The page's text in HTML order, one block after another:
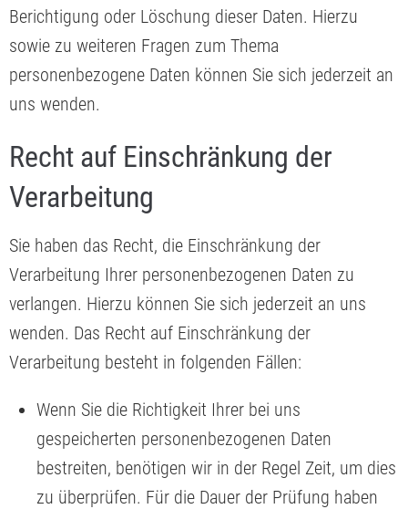
Berichtigung oder Löschung dieser Daten. Hierzu
sowie zu weiteren Fragen zum Thema
personenbezogene Daten können Sie sich jederzeit an
uns wenden.
Recht auf Einschränkung der
Verarbeitung
Sie haben das Recht, die Einschränkung der
Verarbeitung Ihrer personenbezogenen Daten zu
verlangen. Hierzu können Sie sich jederzeit an uns
wenden. Das Recht auf Einschränkung der
Verarbeitung besteht in folgenden Fällen:
Wenn Sie die Richtigkeit Ihrer bei uns
gespeicherten personenbezogenen Daten
bestreiten, benötigen wir in der Regel Zeit, um dies
zu überprüfen. Für die Dauer der Prüfung haben